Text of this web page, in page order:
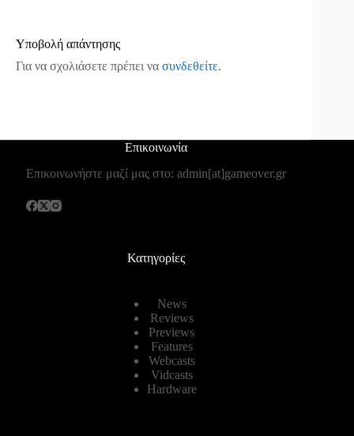
Υποβολή απάντησης
Για να σχολιάσετε πρέπει να συνδεθείτε.
Επικοινωνία
Επικοινωνήστε μαζί μας στο: admin[at]gameover.gr
Κατηγορίες
News
Reviews
Previews
Features
Webcasts
Vidcasts
Hardware